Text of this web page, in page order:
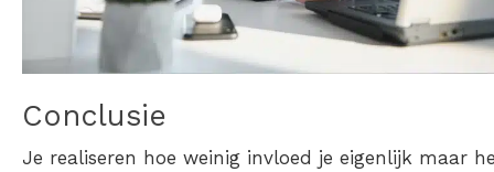
Conclusie
Je realiseren hoe weinig invloed je eigenlijk maar